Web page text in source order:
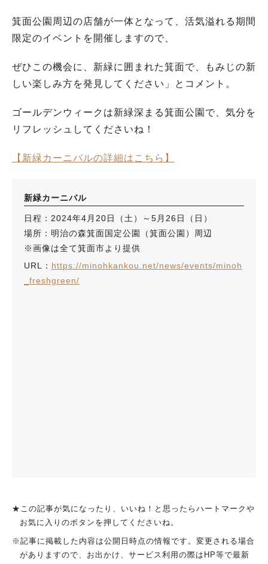
箕面公園周辺の店舗が一体となって、活気溢れる期間
限定のイベントを開催しますので、
ぜひこの機会に、新緑に囲まれた箕面で、もみじの新
しい楽しみ方を発見してください」とコメント。
ゴールデンウィークは新緑深まる箕面公園で、気分を
リフレッシュしてくださいね！
【新緑カーニバルの詳細はこちら】
新緑カーニバル
日程：2024年4月20日（土）～5月26日（日）
場所：明治の森箕面国定公園（箕面公園）周辺
※画像は全て箕面市より提供
URL： https://minohkankou.net/news/events/minoh
_freshgreen/
★この記事が気になったり、いいね！と思ったらハートマークや
お気に入りのボタンを押してくださいね。
※記事に掲載した内容は公開日時点の情報です。変更される場合
がありますので、お出かけ、サービス利用の際はHP等で最新